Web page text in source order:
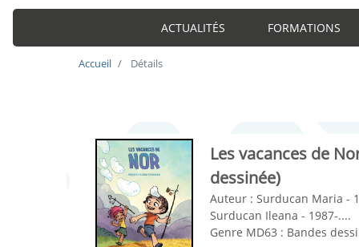
ACTUALITÉS FORMATIONS
Accueil Détails
Les vacances de
dessinée)
Auteur : Surducan Maria -
Surducan Ileana - 1987-....
Genre MD63 : Bandes